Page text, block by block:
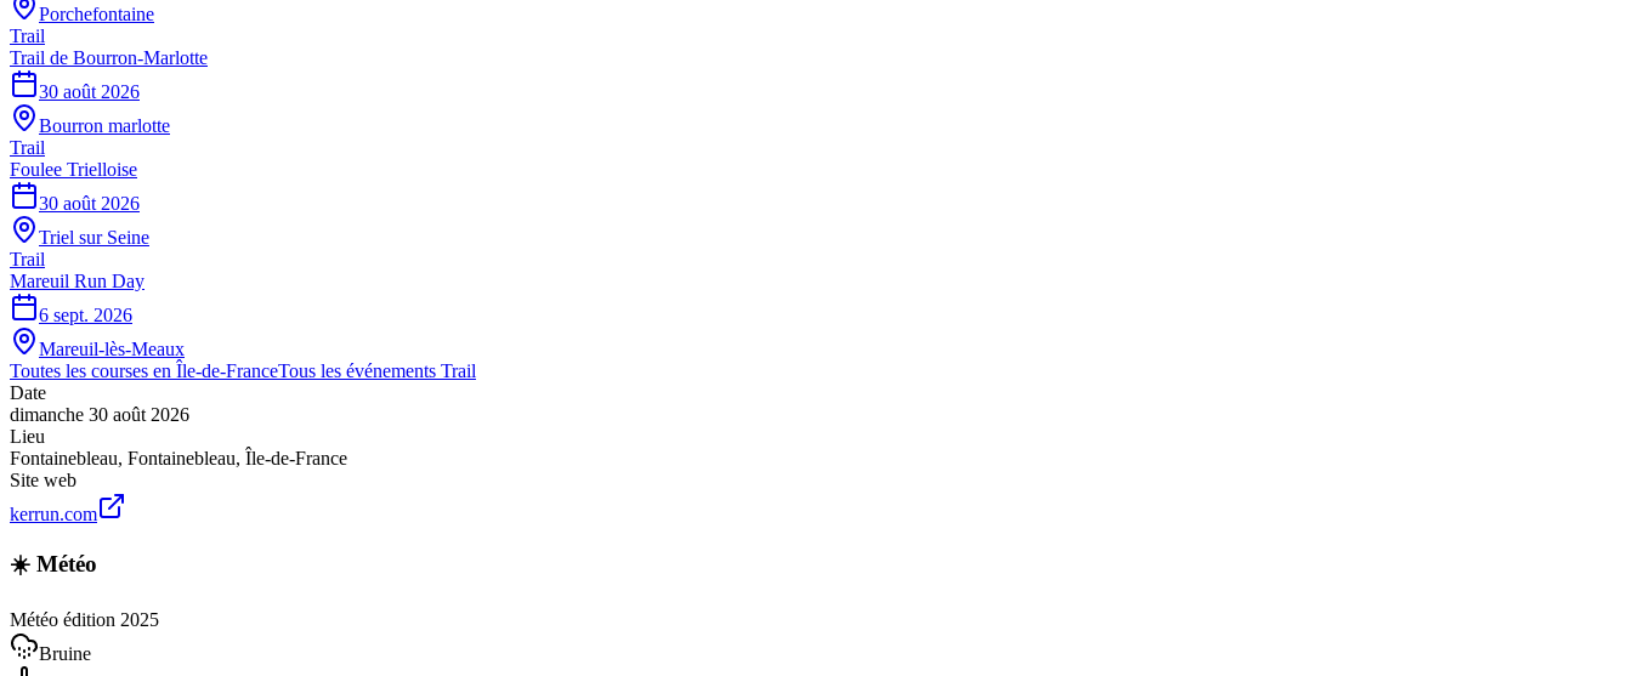
Porchefontaine
Trail
Trail de Bourron-Marlotte
30 août 2026
Bourron marlotte
Trail
Foulee Trielloise
30 août 2026
Triel sur Seine
Trail
Mareuil Run Day
6 sept. 2026
Mareuil-lès-Meaux
Toutes les courses en Île-de-FranceTous les événements Trail
Date
dimanche 30 août 2026
Lieu
Fontainebleau, Fontainebleau, Île-de-France
Site web
kerrun.com
☀️ Météo
Météo édition 2025
Bruine